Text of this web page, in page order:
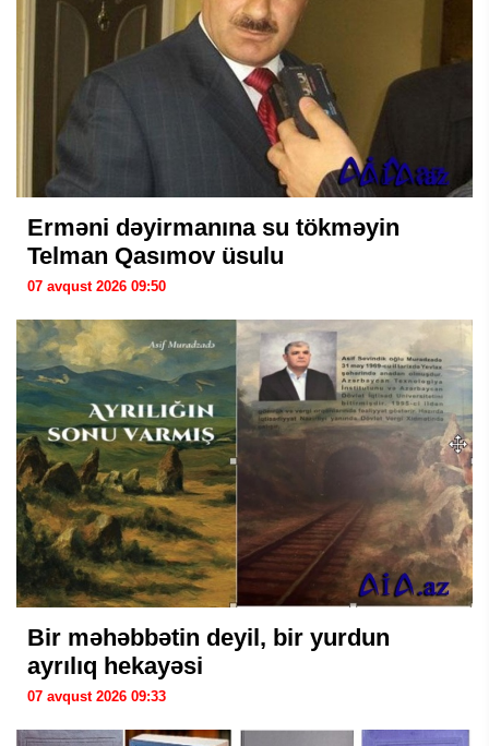
Erməni dəyirmanına su tökməyin
Telman Qasımov üsulu
07 avqust 2026 09:50
Bir məhəbbətin deyil, bir yurdun
ayrılıq hekayəsi
07 avqust 2026 09:33